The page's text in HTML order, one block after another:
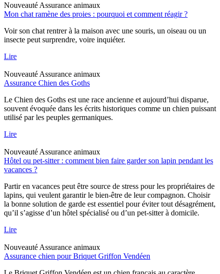
Nouveauté Assurance animaux
Mon chat ramène des proies : pourquoi et comment réagir ?
Voir son chat rentrer à la maison avec une souris, un oiseau ou un
insecte peut surprendre, voire inquiéter.
Lire
Nouveauté Assurance animaux
Assurance Chien des Goths
Le Chien des Goths est une race ancienne et aujourd’hui disparue,
souvent évoquée dans les écrits historiques comme un chien puissant
utilisé par les peuples germaniques.
Lire
Nouveauté Assurance animaux
Hôtel ou pet-sitter : comment bien faire garder son lapin pendant les
vacances ?
Partir en vacances peut être source de stress pour les propriétaires de
lapins, qui veulent garantir le bien-être de leur compagnon. Choisir
la bonne solution de garde est essentiel pour éviter tout désagrément,
qu’il s’agisse d’un hôtel spécialisé ou d’un pet-sitter à domicile.
Lire
Nouveauté Assurance animaux
Assurance chien pour Briquet Griffon Vendéen